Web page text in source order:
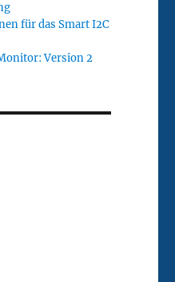
für das Smart I2C
Version 2